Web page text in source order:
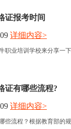
证报考时间
职业培训学校来分享一
详细内容>
证有哪些流程?
些流程？根据教育部的
详细内容>